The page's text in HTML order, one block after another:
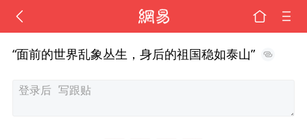
“面前的世界乱象丛生，身后的祖国稳如泰山”